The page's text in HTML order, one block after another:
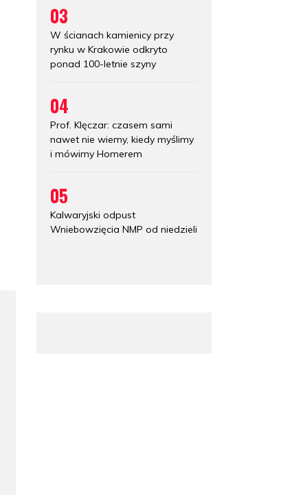
03
W ścianach kamienicy przy
rynku w Krakowie odkryto
ponad 100-letnie szyny
04
Prof. Klęczar: czasem sami
nawet nie wiemy, kiedy myślimy
i mówimy Homerem
05
Kalwaryjski odpust
Wniebowzięcia NMP od niedzieli